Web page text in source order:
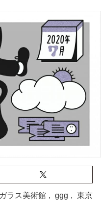
ラス美術館 , ggg , 東京